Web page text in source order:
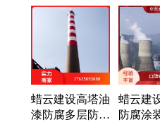
烟囱美化、烟囱新建、烟
固、烟囱安装避雷针、烟
刷、烟囱脱硫、钢结构防
高空作业、凉水塔防腐、
钢烟囱、砖烟囱拆除、电
蜡云建设高塔油
漆防腐多层防护
蜡云建
防腐涂